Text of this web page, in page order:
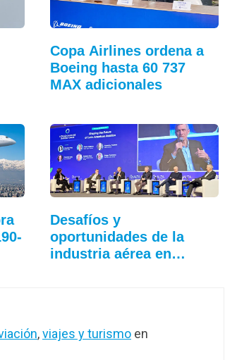
Copa Airlines ordena a
Boeing hasta 60 737
MAX adicionales
Desafíos y
oportunidades de la
industria aérea en…
,viajes y turismo en